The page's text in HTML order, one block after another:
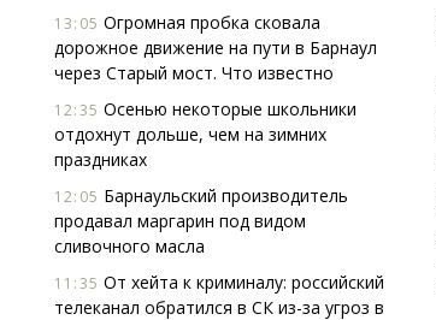
13:05 Огромная пробка сковала
дорожное движение на пути в Барнаул
через Старый мост. Что известно
12:35 Осенью некоторые школьники
отдохнут дольше, чем на зимних
праздниках
12:05 Барнаульский производитель
продавал маргарин под видом
сливочного масла
11:35 От хейта к криминалу: российский
телеканал обратился в СК из-за угроз в